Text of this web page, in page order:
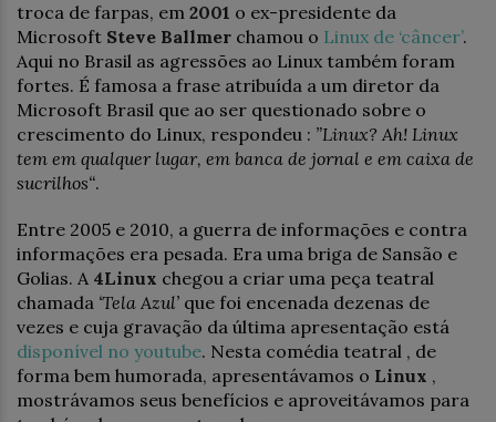
troca de farpas, em 2001 o ex-presidente da
Microsoft Steve Ballmer chamou o Linux de ‘câncer’.
Aqui no Brasil as agressões ao Linux também foram
fortes. É famosa a frase atribuída a um diretor da
Microsoft Brasil que ao ser questionado sobre o
crescimento do Linux, respondeu : ”Linux? Ah! Linux
tem em qualquer lugar, em banca de jornal e em caixa de
sucrilhos“.
Entre 2005 e 2010, a guerra de informações e contra
informações era pesada. Era uma briga de Sansão e
Golias. A 4Linux chegou a criar uma peça teatral
chamada ‘Tela Azul’ que foi encenada dezenas de
vezes e cuja gravação da última apresentação está
disponível no youtube. Nesta comédia teatral , de
forma bem humorada, apresentávamos o Linux ,
mostrávamos seus benefícios e aproveitávamos para